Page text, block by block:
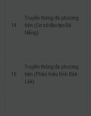
14
Truyền thông đa phương
tiện (Cơ sở đào tạo Đà
Nẵng)
15
Truyền thông đa phương
tiện (Phân hiệu tỉnh Đắk
Lắk)